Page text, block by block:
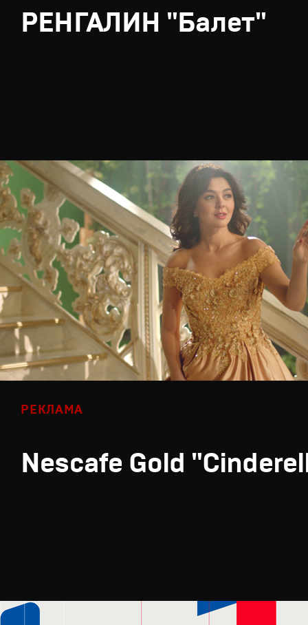
РЕНГАЛИН "Балет"
РЕКЛАМА
Nescafe Gold